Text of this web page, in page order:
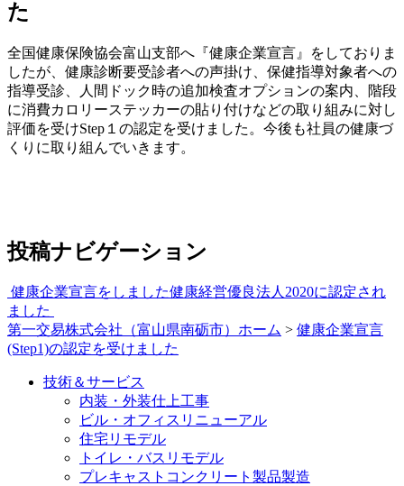
た
全国健康保険協会富山支部へ『健康企業宣言』をしておりま
したが、健康診断要受診者への声掛け、保健指導対象者への
指導受診、人間ドック時の追加検査オプションの案内、階段
に消費カロリーステッカーの貼り付けなどの取り組みに対し
評価を受けStep１の認定を受けました。今後も社員の健康づ
くりに取り組んでいきます。
投稿ナビゲーション
健康企業宣言をしました健康経営優良法人2020に認定され
ました
第一交易株式会社（富山県南砺市）ホーム > 健康企業宣言
(Step1)の認定を受けました
技術＆サービス
内装・外装仕上工事
ビル・オフィスリニューアル
住宅リモデル
トイレ・バスリモデル
プレキャストコンクリート製品製造